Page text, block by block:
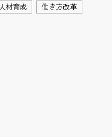
人材育成 働き方改革